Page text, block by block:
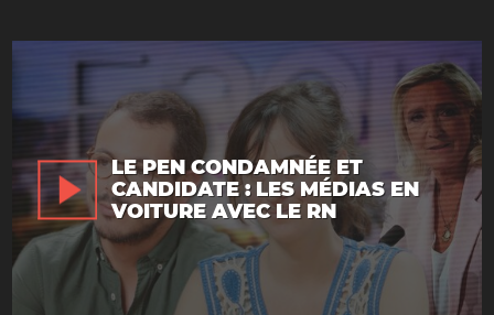
LE PEN CONDAMNÉE ET
CANDIDATE : LES MÉDIAS EN
VOITURE AVEC LE RN